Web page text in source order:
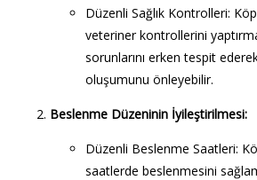
Düzenli Sağlık Kontrolleri:
veteriner kontrollerini
sorunlarını erken tespit
oluşumunu önleyebilir.
Beslenme Düzeninin İyileştirilmesi:
Düzenli Beslenme Saatleri:
saatlerde beslenmesini